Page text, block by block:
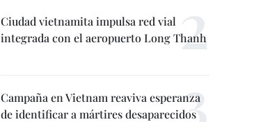
Ciudad vietnamita impulsa red vial
integrada con el aeropuerto Long Thanh
Campaña en Vietnam reaviva esperanza
de identificar a mártires desaparecidos